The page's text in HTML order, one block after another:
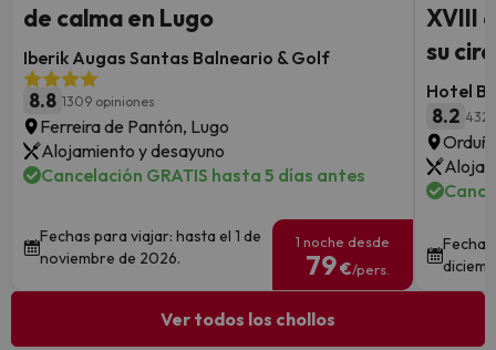
de calma en Lugo
Iberik Augas Santas Balneario & Golf
8.8 1309 opiniones
Ferreira de Pantón, Lugo
Alojamiento y desayuno
Cancelación GRATIS hasta 5 días antes
Fechas para viajar: hasta el 1 de
noviembre de 2026.
1 noche desde
79€/pers.
XVIII
su
Hotel
8.2 432
Ver todos los chollos